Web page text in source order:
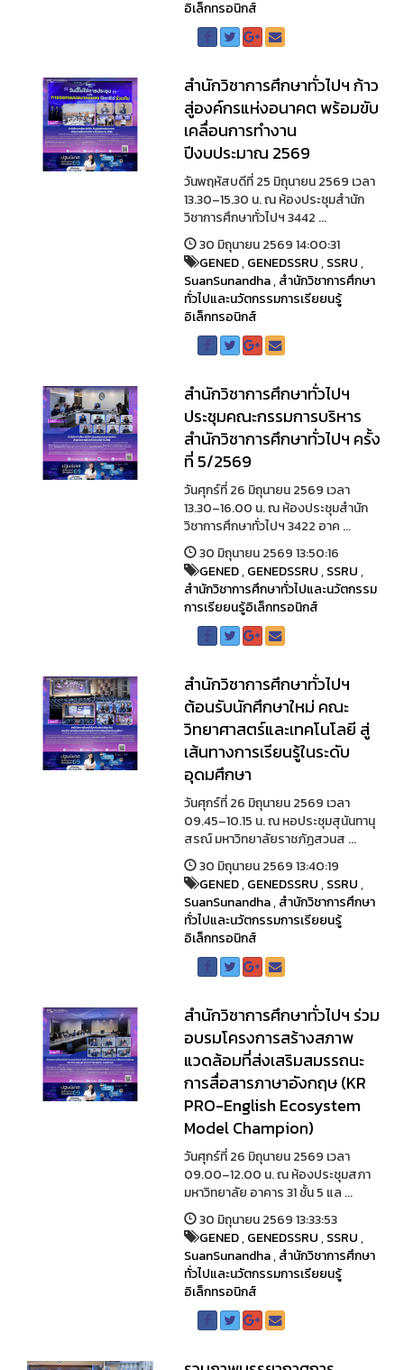
อิเล็กทรอนิกส์
สำนักวิชาการศึกษาทั่วไปฯ ก้าว
สู่องค์กรแห่งอนาคต พร้อมขับ
เคลื่อนการทำงาน
ปีงบประมาณ 2569
วันพฤหัสบดีที่ 25 มิถุนายน 2569 เวลา
13.30–15.30 น. ณ ห้องประชุมสำนัก
วิชาการศึกษาทั่วไปฯ 3442 ...
30 มิถุนายน 2569 14:00:31
GENED,GENEDSSRU,SSRU,
SuanSunandha,สำนักวิชาการศึกษา
ทั่วไปและนวัตกรรมการเรียยนรู้
อิเล็กทรอนิกส์
สำนักวิชาการศึกษาทั่วไปฯ
ประชุมคณะกรรมการบริหาร
สำนักวิชาการศึกษาทั่วไปฯ ครั้ง
ที่ 5/2569
วันศุกร์ที่ 26 มิถุนายน 2569 เวลา
13.30–16.00 น. ณ ห้องประชุมสำนัก
วิชาการศึกษาทั่วไปฯ 3422 อาค ...
30 มิถุนายน 2569 13:50:16
GENED,GENEDSSRU,SSRU,
สำนักวิชาการศึกษาทั่วไปและนวัตกรรม
การเรียยนรู้อิเล็กทรอนิกส์
สำนักวิชาการศึกษาทั่วไปฯ
ต้อนรับนักศึกษาใหม่ คณะ
วิทยาศาสตร์และเทคโนโลยี สู่
เส้นทางการเรียนรู้ในระดับ
อุดมศึกษา
วันศุกร์ที่ 26 มิถุนายน 2569 เวลา
09.45–10.15 น. ณ หอประชุมสุนันทานุ
สรณ์ มหาวิทยาลัยราชภัฏสวนส ...
30 มิถุนายน 2569 13:40:19
GENED,GENEDSSRU,SSRU,
SuanSunandha,สำนักวิชาการศึกษา
ทั่วไปและนวัตกรรมการเรียยนรู้
อิเล็กทรอนิกส์
สำนักวิชาการศึกษาทั่วไปฯ ร่วม
อบรมโครงการสร้างสภาพ
แวดล้อมที่ส่งเสริมสมรรถนะ
การสื่อสารภาษาอังกฤษ (KR
PRO-English Ecosystem
Model Champion)
วันศุกร์ที่ 26 มิถุนายน 2569 เวลา
09.00–12.00 น. ณ ห้องประชุมสภา
มหาวิทยาลัย อาคาร 31 ชั้น 5 แล ...
30 มิถุนายน 2569 13:33:53
GENED,GENEDSSRU,SSRU,
SuanSunandha,สำนักวิชาการศึกษา
ทั่วไปและนวัตกรรมการเรียยนรู้
อิเล็กทรอนิกส์